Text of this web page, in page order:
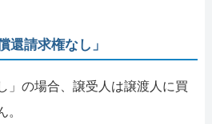
還請求権なし」
」の場合、譲受人は譲渡人に買
。